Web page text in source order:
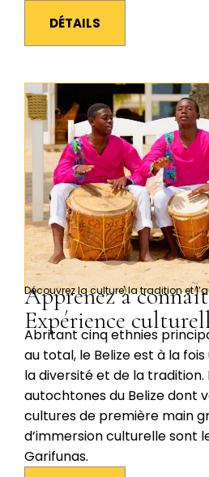
DÉTAILS
Découvrez la culture, la tradition et
Apprenez à
Expérience
Abritant cinq ethnies
au total, le Belize est à la
la diversité et de la tradition.
autochtones du Belize dont
cultures de première main
d’immersion culturelle sont
Garifunas.